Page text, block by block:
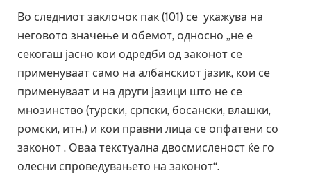
Во следниот заклочок пак (101) се укажува на
неговото значење и обемот, односно „не е
секогаш јасно кои одредби од законот се
применуваат само на албанскиот јазик, кои се
применуваат и на други јазици што не се
мнозинство (турски, српски, босански, влашки,
ромски, итн.) и кои правни лица се опфатени со
законот . Оваа текстуална двосмисленост ќе го
олесни спроведувањето на законот“.